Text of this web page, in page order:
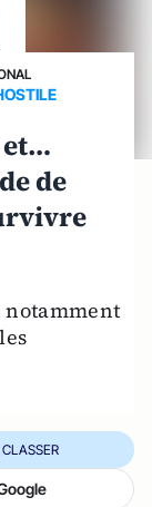
et…
de
CLASSER